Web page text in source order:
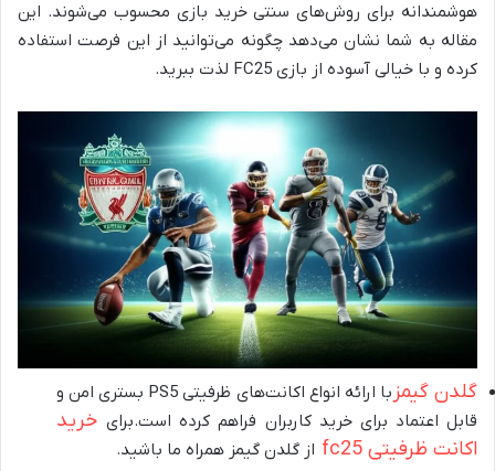
هوشمندانه برای روش‌های سنتی خرید بازی محسوب می‌شوند. این
مقاله به شما نشان می‌دهد چگونه می‌توانید از این فرصت استفاده
کرده و با خیالی آسوده از بازی FC25 لذت ببرید.
گلدن گیمز
با ارائه انواع اکانت‌های ظرفیتی PS5 بستری امن و
قابل اعتماد برای خرید کاربران فراهم کرده است.برایخرید
اکانت ظرفیتی fc25
از گلدن گیمز همراه ما باشید.